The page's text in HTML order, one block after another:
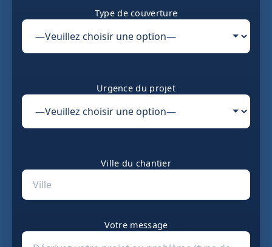
Type de couverture
Urgence du projet
Ville du chantier
Votre message